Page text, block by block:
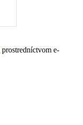
prostredníctvom e-